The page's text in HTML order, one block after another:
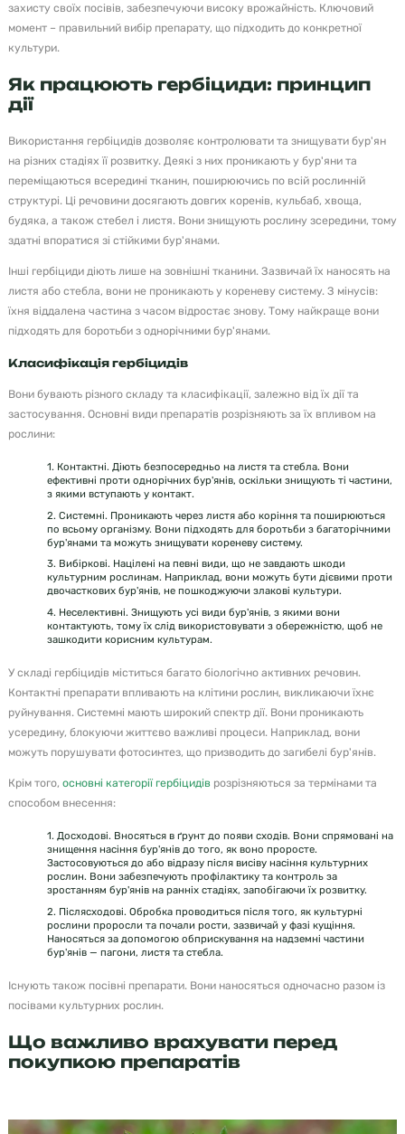
захисту своїх посівів, забезпечуючи високу врожайність. Ключовий
момент – правильний вибір препарату, що підходить до конкретної
культури.
Як працюють гербіциди: принцип
дії
Використання гербіцидів дозволяє контролювати та знищувати бур'ян
на різних стадіях її розвитку. Деякі з них проникають у бур'яни та
переміщаються всередині тканин, поширюючись по всій рослинній
структурі. Ці речовини досягають довгих коренів, кульбаб, хвоща,
будяка, а також стебел і листя. Вони знищують рослину зсередини, тому
здатні впоратися зі стійкими бур'янами.
Інші гербіциди діють лише на зовнішні тканини. Зазвичай їх наносять на
листя або стебла, вони не проникають у кореневу систему. З мінусів:
їхня віддалена частина з часом відростає знову. Тому найкраще вони
підходять для боротьби з однорічними бур'янами.
Класифікація гербіцидів
Вони бувають різного складу та класифікації, залежно від їх дії та
застосування. Основні види препаратів розрізняють за їх впливом на
рослини:
1. Контактні. Діють безпосередньо на листя та стебла. Вони
ефективні проти однорічних бур'янів, оскільки знищують ті частини,
з якими вступають у контакт.
2. Системні. Проникають через листя або коріння та поширюються
по всьому організму. Вони підходять для боротьби з багаторічними
бур'янами та можуть знищувати кореневу систему.
3. Вибіркові. Націлені на певні види, що не завдають шкоди
культурним рослинам. Наприклад, вони можуть бути дієвими проти
двочасткових бур'янів, не пошкоджуючи злакові культури.
4. Неселективні. Знищують усі види бур'янів, з якими вони
контактують, тому їх слід використовувати з обережністю, щоб не
зашкодити корисним культурам.
У складі гербіцидів міститься багато біологічно активних речовин.
Контактні препарати впливають на клітини рослин, викликаючи їхнє
руйнування. Системні мають широкий спектр дії. Вони проникають
усередину, блокуючи життєво важливі процеси. Наприклад, вони
можуть порушувати фотосинтез, що призводить до загибелі бур'янів.
Крім того, основні категорії гербіцидіврозрізняються за термінами та
способом внесення:
1. Досходові. Вносяться в ґрунт до появи сходів. Вони спрямовані на
знищення насіння бур'янів до того, як воно проросте.
Застосовуються до або відразу після висіву насіння культурних
рослин. Вони забезпечують профілактику та контроль за
зростанням бур'янів на ранніх стадіях, запобігаючи їх розвитку.
2. Післясходові. Обробка проводиться після того, як культурні
рослини проросли та почали рости, зазвичай у фазі кущіння.
Наносяться за допомогою обприскування на надземні частини
бур'янів — пагони, листя та стебла.
Існують також посівні препарати. Вони наносяться одночасно разом із
посівами культурних рослин.
Що важливо врахувати перед
покупкою препаратів